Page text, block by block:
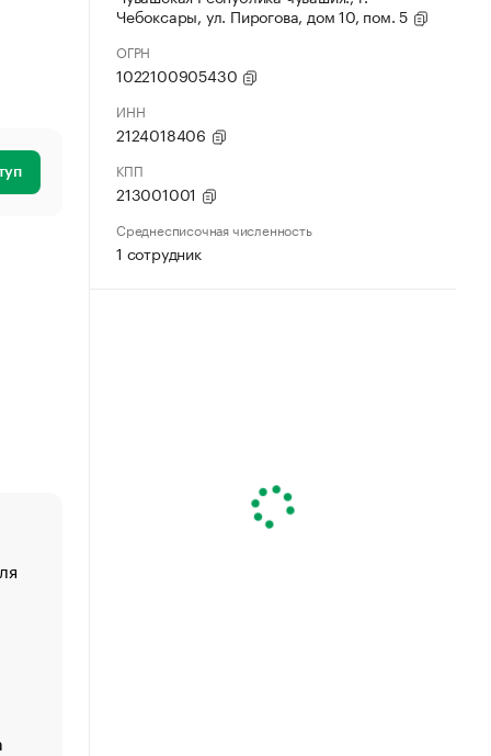
Чебоксары, ул. Пирогова, дом 10, пом. 5
ОГРН
1022100905430
ИНН
2124018406
КПП
213001001
Среднесписочная численность
1 сотрудник